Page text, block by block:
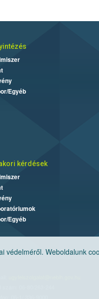
védelméről. Weboldalunk
Egyéb
kérdések
Egyéb